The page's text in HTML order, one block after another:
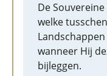
De
welke
wanneer Hij
bijleggen.